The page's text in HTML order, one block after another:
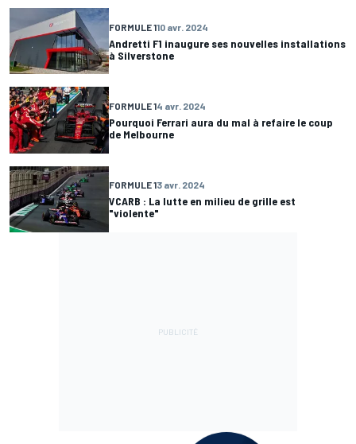
FORMULE 110 avr. 2024
Andretti F1 inaugure ses nouvelles installations
à Silverstone
FORMULE 14 avr. 2024
Pourquoi Ferrari aura du mal à refaire le coup
de Melbourne
FORMULE 13 avr. 2024
VCARB : La lutte en milieu de grille est
"violente"